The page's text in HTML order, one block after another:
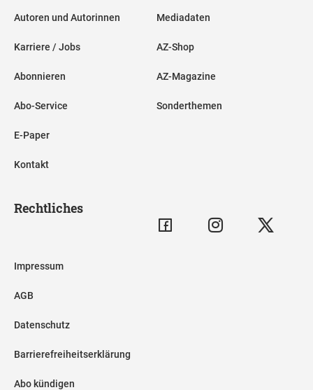
Autoren und Autorinnen
Karriere / Jobs
Abonnieren
Abo-Service
E-Paper
Kontakt
Mediadaten
AZ-Shop
AZ-Magazine
Sonderthemen
Rechtliches
Impressum
AGB
Datenschutz
Barrierefreiheitserklärung
Abo kündigen